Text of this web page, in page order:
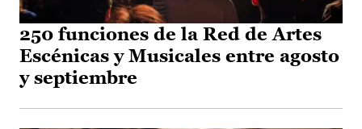
250 funciones de la Red de Artes
Escénicas y Musicales entre agosto
y septiembre